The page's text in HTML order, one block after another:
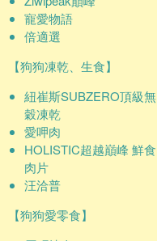
寵愛物語
倍適選
【狗狗凍乾、生食】
紐崔斯SUBZERO頂級無
穀凍乾
愛呷肉
HOLISTIC超越巔峰 鮮食
肉片
汪洽普
【狗狗愛零食】